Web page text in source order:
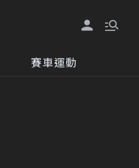
賽車運動